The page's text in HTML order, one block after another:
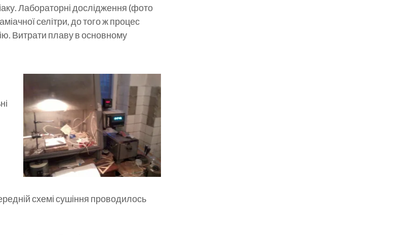
Лабораторні дослідження (фото
селітри, до того ж процес
Витрати плаву в основному
схемі сушіння проводилось